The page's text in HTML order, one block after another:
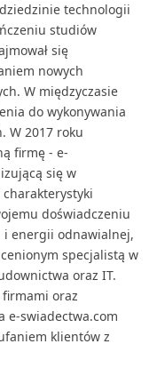
technologii
studiów
się
nowych
W międzyczasie
do wykonywania
W 2017 roku
firmę - e-
się w
doświadczeniu
energii odnawialnej,
specjalistą w
oraz IT.
firmami oraz
e-swiadectwa.com
klientów z